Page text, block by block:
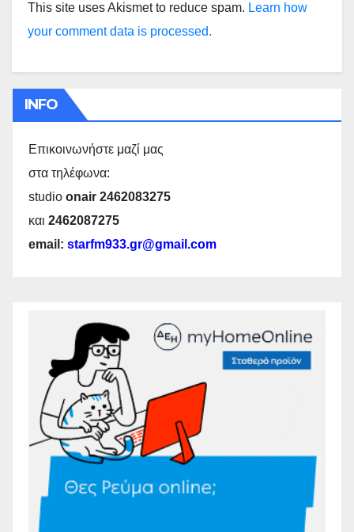
This site uses Akismet to reduce spam. Learn how
your comment data is processed.
INFO
Επικοινωνήστε μαζί μας
στα τηλέφωνα:
studio onair 2462083275
και 2462087275
email: starfm933.gr@gmail.com